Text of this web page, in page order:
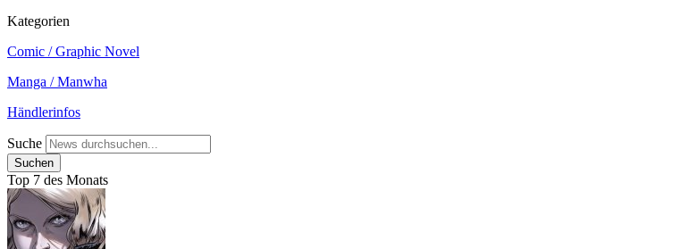
Kategorien
Comic / Graphic Novel
Manga / Manwha
Händlerinfos
Suche
Top 7 des Monats